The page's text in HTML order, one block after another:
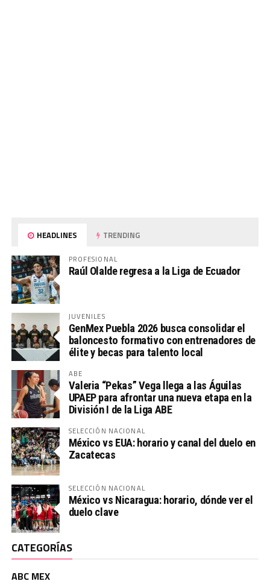
HEADLINES TRENDING
PROFESIONAL
Raúl Olalde regresa a la Liga de Ecuador
JUVENILES
GenMex Puebla 2026 busca consolidar el
baloncesto formativo con entrenadores de
élite y becas para talento local
ABE
Valeria “Pekas” Vega llega a las Águilas
UPAEP para afrontar una nueva etapa en la
División I de la Liga ABE
SELECCIÓN NACIONAL
México vs EUA: horario y canal del duelo en
Zacatecas
SELECCIÓN NACIONAL
México vs Nicaragua: horario, dónde ver el
duelo clave
CATEGORÍAS
ABC MEX